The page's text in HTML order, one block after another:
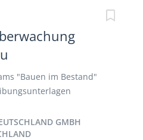
"Bauen im Bestand"
Gewerbebau)
Main-Gebiet
GMBH